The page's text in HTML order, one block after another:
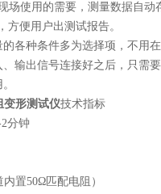
场使用的需要，测量数据自
方便用户出测试报告。
各种条件多为选择项，不用
输出信号连接好之后，只需
变形测试仪技术指标
分钟
置50Ω匹配电阻）